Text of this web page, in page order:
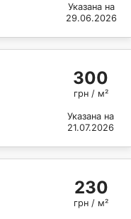
Указана на
29.06.2026
300
грн / м²
Указана на
21.07.2026
230
грн / м²